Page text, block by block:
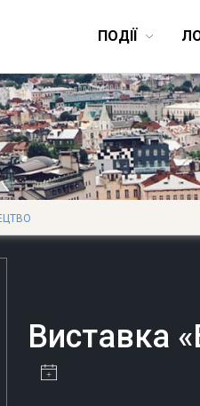
ПОДІЇ
Виставка